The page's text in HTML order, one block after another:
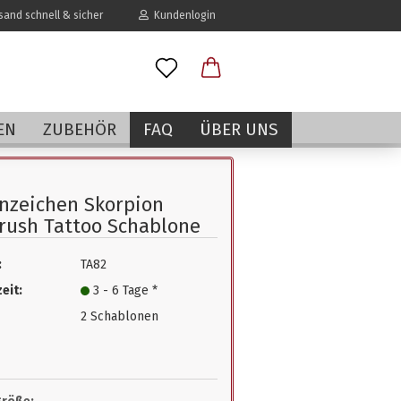
schnell & sicher Kundenlogin
vergessen?
ZUBEHÖR FAQ ÜBER UNS
Skorpion
Tattoo Schablone
TA82
3 - 6 Tage *
2 Schablonen